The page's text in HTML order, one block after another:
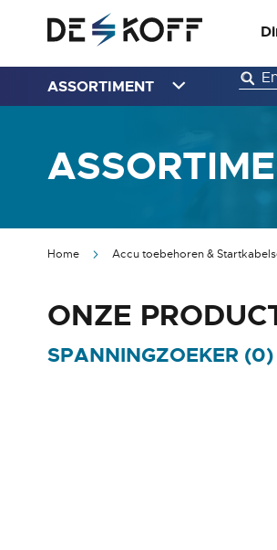
ASSORTIMENT
Home Accu toebehoren &
ONZE
SPANNINGZOEKER (0)